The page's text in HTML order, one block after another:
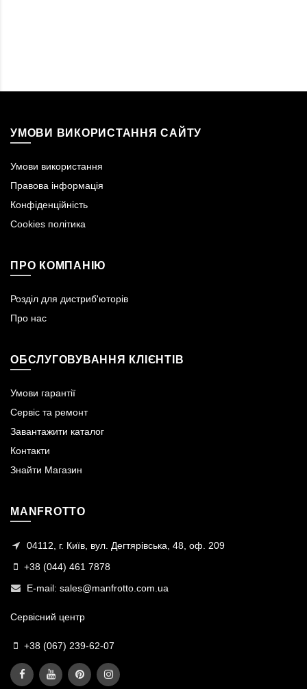
УМОВИ ВИКОРИСТАННЯ САЙТУ
Умови використання
Правова інформація
Конфіденційність
Cookies політика
ПРО КОМПАНІЮ
Розділ для дистриб'юторів
Про нас
ОБСЛУГОВУВАННЯ КЛІЄНТІВ
Умови гарантії
Сервіс та ремонт
Завантажити каталог
Контакти
Знайти Магазин
MANFROTTO
04112, г. Київ, вул. Дегтярівська, 48, оф. 209
+38 (044) 461 7878
E-mail: sales@manfrotto.com.ua
Сервісний центр
+38 (067) 239-62-07